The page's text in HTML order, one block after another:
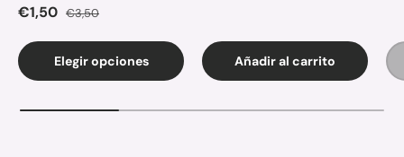
Precio de venta
€1,50 Precio normal
€3,50
Elegir opciones Añadir al carrito